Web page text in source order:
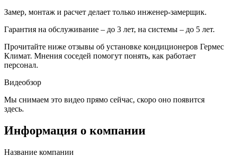
Замер, монтаж и расчет делает только инженер-замерщик.
Гарантия на обслуживание – до 3 лет, на системы – до 5 лет.
Прочитайте ниже отзывы об установке кондиционеров Гермес
Климат. Мнения соседей помогут понять, как работает
персонал.
Видеобзор
Мы снимаем это видео прямо сейчас, скоро оно появится
здесь.
Информация о компании
Название компании